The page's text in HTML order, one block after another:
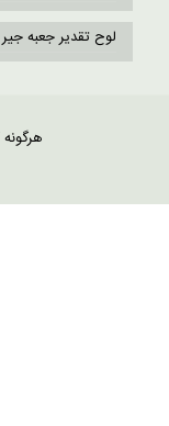
لوح تقدیر جعبه جیر